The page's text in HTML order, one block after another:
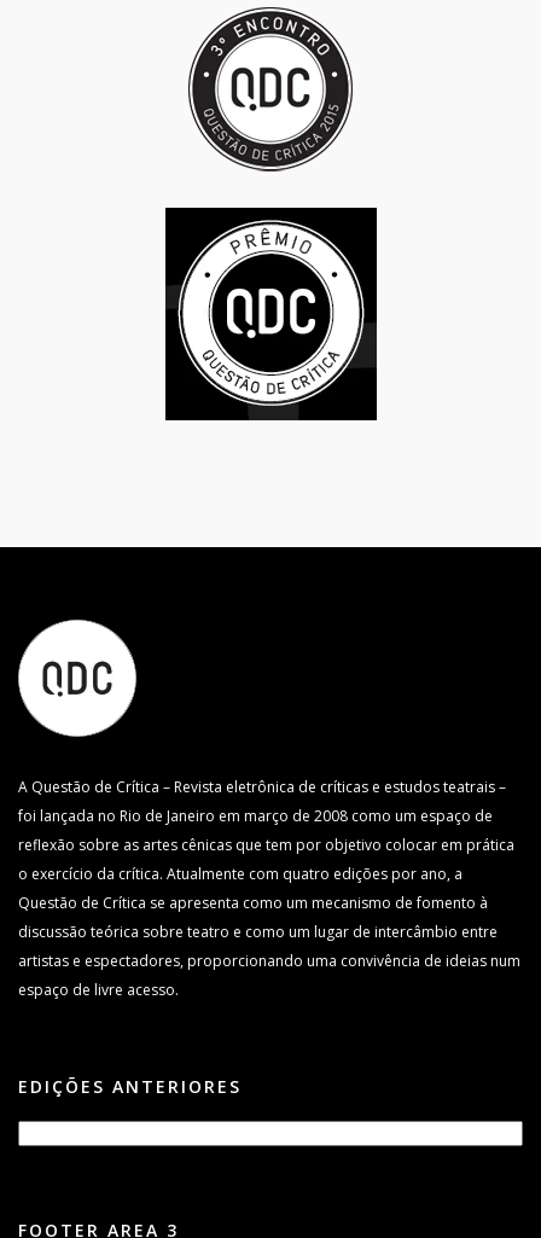
A Questão de Crítica – Revista eletrônica de críticas e estudos teatrais –
foi lançada no Rio de Janeiro em março de 2008 como um espaço de
reflexão sobre as artes cênicas que tem por objetivo colocar em prática
o exercício da crítica. Atualmente com quatro edições por ano, a
Questão de Crítica se apresenta como um mecanismo de fomento à
discussão teórica sobre teatro e como um lugar de intercâmbio entre
artistas e espectadores, proporcionando uma convivência de ideias num
espaço de livre acesso.
EDIÇÕES ANTERIORES
FOOTER AREA 3